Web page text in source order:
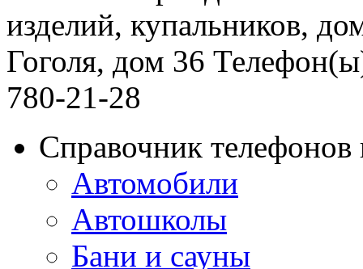
изделий, купальников,
Гоголя, дом 36
780-21-28
Справочник
Автомобили
Автошколы
Бани и сауны